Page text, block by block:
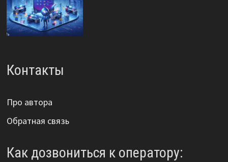
Контакты
Про автора
Обратная связь
Как дозвониться к оператору: